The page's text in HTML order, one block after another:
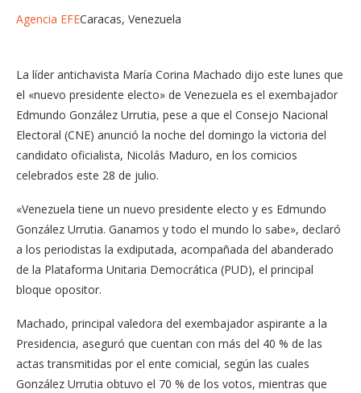
Agencia EFECaracas, Venezuela
La líder antichavista María Corina Machado dijo este lunes que
el «nuevo presidente electo» de Venezuela es el exembajador
Edmundo González Urrutia, pese a que el Consejo Nacional
Electoral (CNE) anunció la noche del domingo la victoria del
candidato oficialista, Nicolás Maduro, en los comicios
celebrados este 28 de julio.
«Venezuela tiene un nuevo presidente electo y es Edmundo
González Urrutia. Ganamos y todo el mundo lo sabe», declaró
a los periodistas la exdiputada, acompañada del abanderado
de la Plataforma Unitaria Democrática (PUD), el principal
bloque opositor.
Machado, principal valedora del exembajador aspirante a la
Presidencia, aseguró que cuentan con más del 40 % de las
actas transmitidas por el ente comicial, según las cuales
González Urrutia obtuvo el 70 % de los votos, mientras que